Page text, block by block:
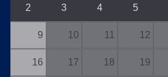
2 3 4 5
9 10 11 12
16 17 18 19